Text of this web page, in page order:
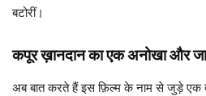
बटोरीं।
कपूर ख़ानदान का एक अनोखा और
अब बात करते हैं इस फ़िल्म के नाम से जुड़े एक